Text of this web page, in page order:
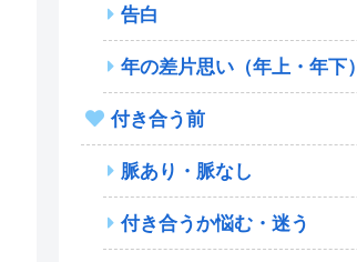
告白
年の差片思い（年上・年下）
付き合う前
脈あり・脈なし
付き合うか悩む・迷う